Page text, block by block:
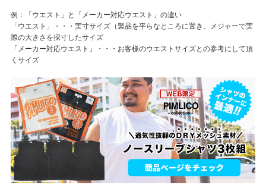
例：「ウエスト」と「メーカー対応ウエスト」の違い
「ウエスト」・・・実寸サイズ（製品を平らなところに置き、メジャーで実
際の大きさを採寸したサイズ
「メーカー対応ウエスト」・・・お客様のウエストサイズとの参考にして頂
くサイズ